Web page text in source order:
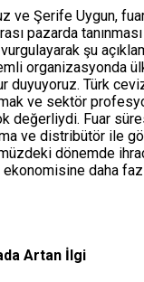
ve Şerife Uygun,
pazarda
şu
organizasyonda
duyuyoruz. Türk
ve sektör
değerliydi. Fuar
ve distribütör ile
dönemde
daha
Artan İlgi